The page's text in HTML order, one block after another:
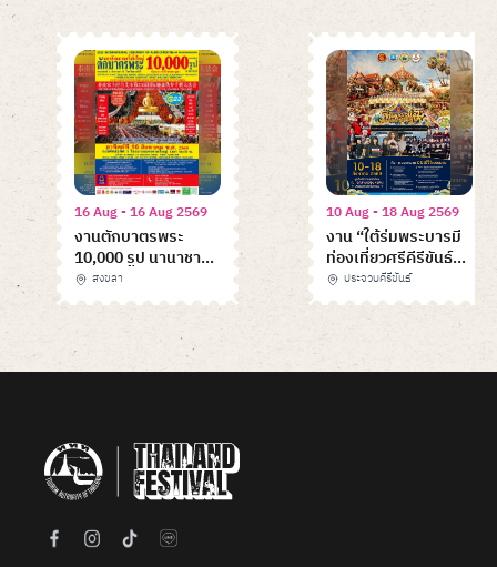
16 Aug - 16 Aug 2569
งานตักบาตรพระ
10,000 รูป นานาชาติ
ครั้งที่ 23
สงขลา
10 Aug - 18 Aug 2569
งาน “ใต้ร่มพระบารมี
ท่องเที่ยวศรีคีรีขันธ์”
Prachuapkhirikhan
Heritage & Tourism
ประจวบคีรีขันธ์
of